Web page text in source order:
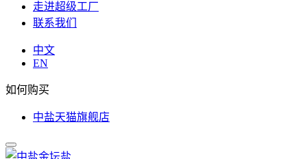
走进超级工厂
联系我们
中文
EN
如何购买
中盐天猫旗舰店